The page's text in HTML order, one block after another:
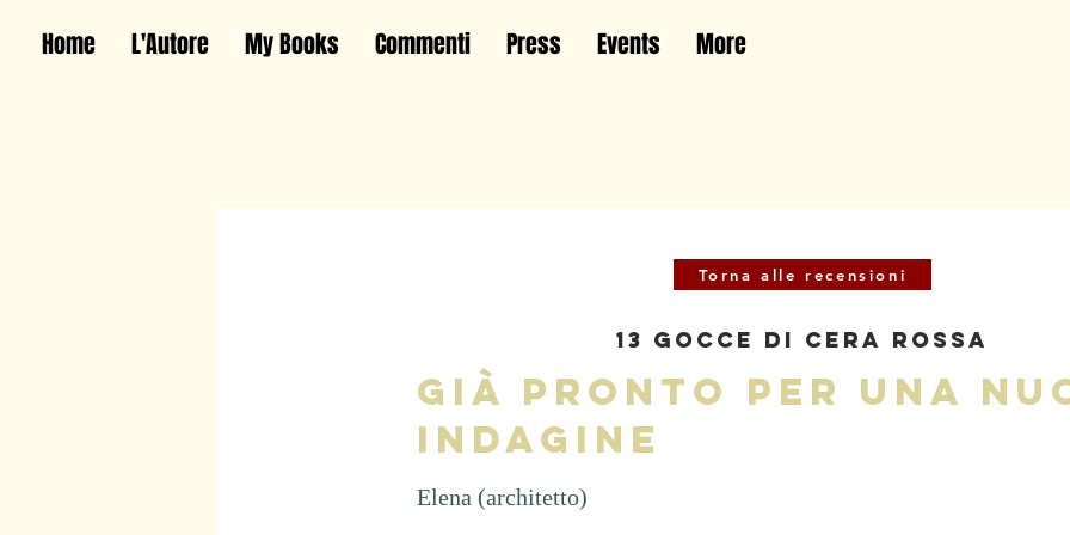
Home L'Autore My Books Commenti Press Events More
Torna alle recensioni
13 Gocce di Cera Rossa
Già pronto per una
indagine
Elena (architetto)